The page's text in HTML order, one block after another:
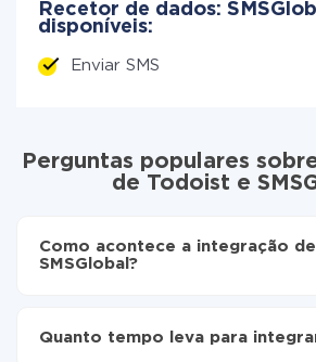
Recetor de dados:
disponíveis:
Enviar SMS
Perguntas populares
de Todoist e
Como acontece a integração
SMSGlobal?
SMSGlobal
Quanto tempo leva para